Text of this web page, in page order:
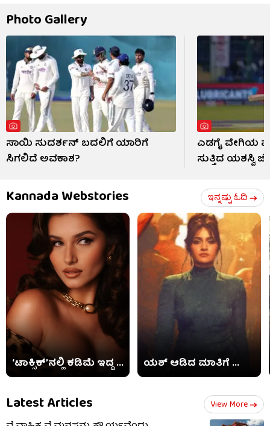
Photo Gallery
ಸಾಯಿ ಸುದರ್ಶನ್ ಬದಲಿಗೆ ಯಾರಿಗೆ
ಸಿಗಲಿದೆ ಅವಕಾಶ?
ಎಡಗೈ ವೇಗಿಯ
ಸುತ್ತಿದ ಯಶಸ್ವಿ
Kannada Webstories ಇನ್ನಷ್ಟು ಓದಿ
‘ಟಾಕ್ಸಿಕ್​’ನಲ್ಲಿ ಕಡಿಮೆ ಇದ್ದ ... ಯಶ್ ಆಡಿದ ಮಾತಿಗೆ ...
Latest Articles View More